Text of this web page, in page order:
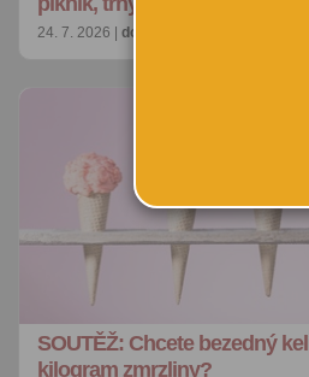
24. 7. 2026 | doporučujeme
SOUTĚŽ: Chcete bezedný
kilogram zmrzliny?